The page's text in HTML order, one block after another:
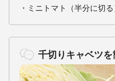
・ミニトマト（半分に切
千切りキャベツ